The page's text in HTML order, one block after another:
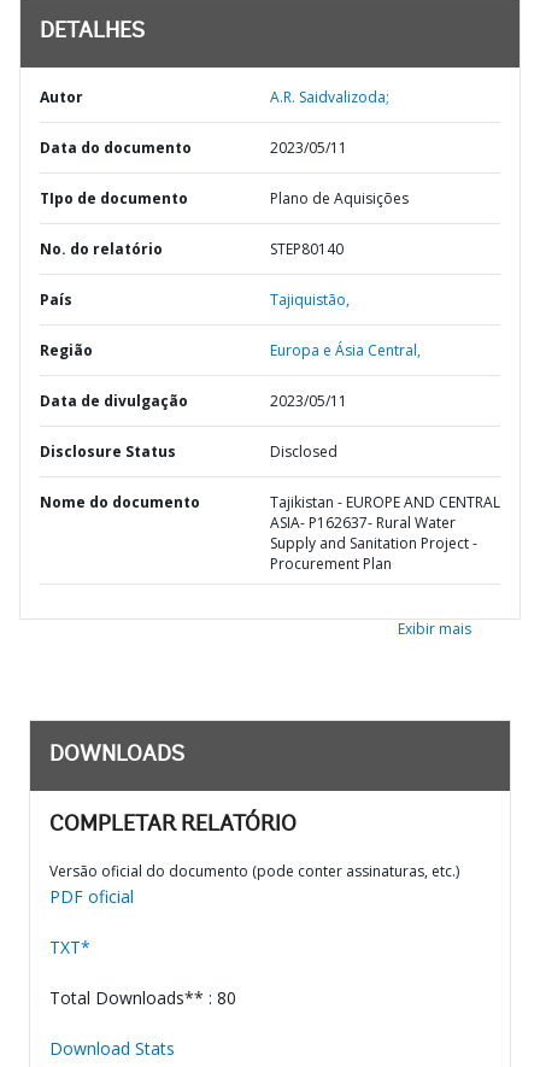
DETALHES
Autor A.R. Saidvalizoda;
Data do documento 2023/05/11
TIpo de documento Plano de Aquisições
No. do relatório STEP80140
País Tajiquistão,
Região Europa e Ásia Central,
Data de divulgação 2023/05/11
Disclosure Status Disclosed
Nome do documento
Tajikistan - EUROPE AND CENTRAL
ASIA- P162637- Rural Water
Supply and Sanitation Project -
Procurement Plan
Exibir mais
DOWNLOADS
COMPLETAR RELATÓRIO
Versão oficial do documento (pode conter assinaturas, etc.)
PDF oficial
TXT*
Total Downloads** : 80
Download Stats